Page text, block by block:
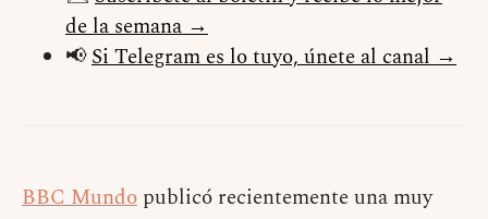
de la semana →
📢Si Telegram es lo tuyo, únete al canal →
BBC Mundo publicó recientemente una muy